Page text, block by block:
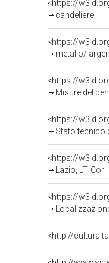
<https://
candeliere
<https://
metallo/
<https://
Misure del
<https://
Stato tecnico
<https://
Lazio, LT, Cori
<https://
<http://